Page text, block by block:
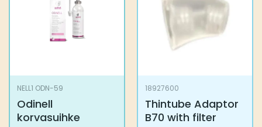
tuotteen
tehdä
valinnat
tuotteen
NELL1 ODN-59
Odinell
korvasuihke
18927600
Thintube Adaptor
B70 with filter